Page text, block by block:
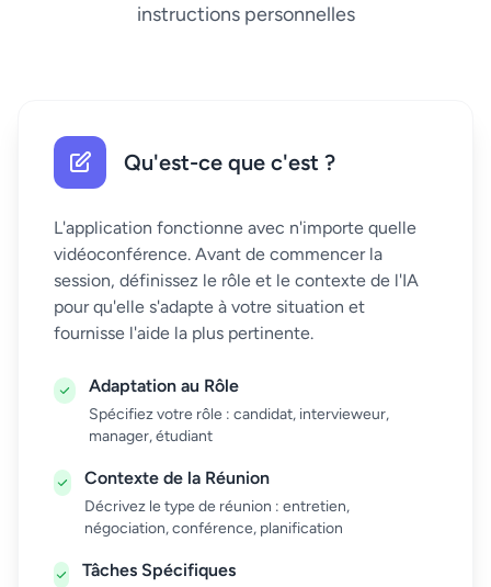
instructions personnelles
Qu'est-ce que c'est ?
L'application fonctionne avec n'importe quelle
vidéoconférence. Avant de commencer la
session, définissez le rôle et le contexte de l'IA
pour qu'elle s'adapte à votre situation et
fournisse l'aide la plus pertinente.
Adaptation au Rôle
Spécifiez votre rôle : candidat, intervieweur,
manager, étudiant
Contexte de la Réunion
Décrivez le type de réunion : entretien,
négociation, conférence, planification
Tâches Spécifiques